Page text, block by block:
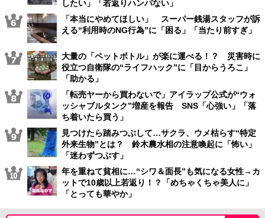
したい」「若返りハンパない」
「本当にやめてほしい」 スーパー銭湯スタッフが訴
える“利用時のNG行為”に「困る」「当たり前すぎ」
大量の「ペットボトル」が楽に運べる！？ 災害時に
役立つ自衛隊の“ライフハック”に「目からうろこ」
「助かる」
「転売ヤーから買わないで」アイラップ公式が“ウォ
ッシャブルタンク”増産を報告 SNS「心強い」「落
ち着いたら買う」
見つけたら踏みつぶして…サクラ、ウメ枯らす“特定
外来生物”とは？ 鈴木農水相の注意喚起に「怖い」
「迷わずつぶす」
年を重ねて貧相に…“シワ＆面長”も気になる女性→カ
ットで10歳以上若返り！？「めちゃくちゃ美人に」
「とっても華やか」